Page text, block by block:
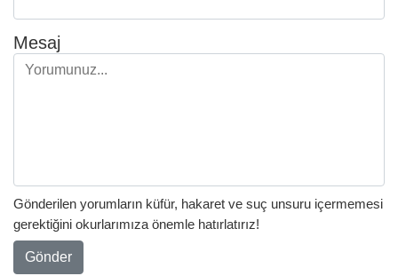
Mesaj
Gönderilen yorumların küfür, hakaret ve suç unsuru içermemesi
gerektiğini okurlarımıza önemle hatırlatırız!
Gönder